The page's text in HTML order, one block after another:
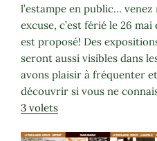
l’estampe en public…
excuse, c’est férié le 26
est proposé! Des
seront aussi visibles dans
avons plaisir à fréquenter
découvrir si vous ne
3 volets